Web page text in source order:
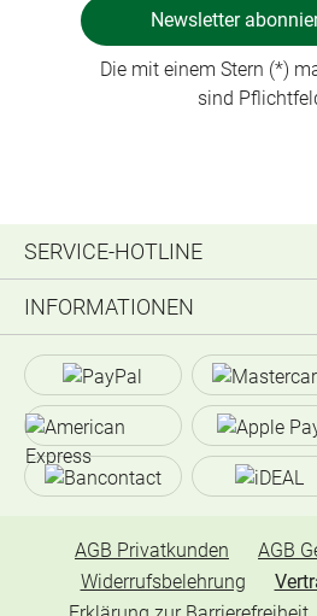
Newsletter
Die mit einem Stern (*)
sind
SERVICE-HOTLINE
INFORMATIONEN
AGB Privatkunden
AGB
Widerrufsbelehrung